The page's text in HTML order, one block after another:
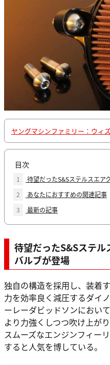
ヤングマシンファミリー：ウィ
目次
1
待望だったS&Sステルスエア
2
あなたにおすすめの関連記事
3
最新の記事
待望だったS&Sステル
バルブが登場
独自の構造を採用し、装着
力を効率良く減圧するダイ
ーレーダビッドソンにおい
より力強くしつつ吹け上が
スムーズなエンジンフィー
すると人気を博している。